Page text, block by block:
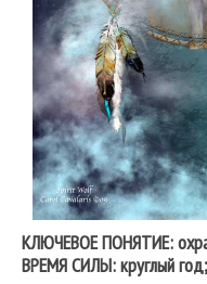
КЛЮЧЕВОЕ ПОНЯТИЕ:
ВРЕМЯ СИЛЫ: круглый